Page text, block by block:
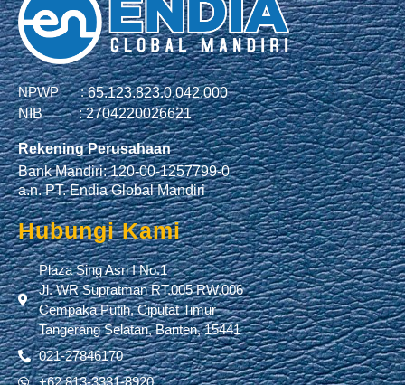
NPWP :65.123.823.0.042.000
NIB :2704220026621
Rekening Perusahaan
Bank Mandiri: 120-00-1257799-0
a.n. PT. Endia Global Mandiri
Hubungi Kami
Plaza Sing Asri I No.1
Jl. WR Supratman RT.005 RW.006
Cempaka Putih, Ciputat Timur
Tangerang Selatan, Banten, 15441
021-27846170